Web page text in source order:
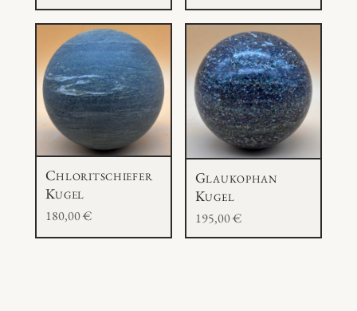
Chloritschiefer
Kugel
180,00€
Glaukophan
Kugel
195,00€